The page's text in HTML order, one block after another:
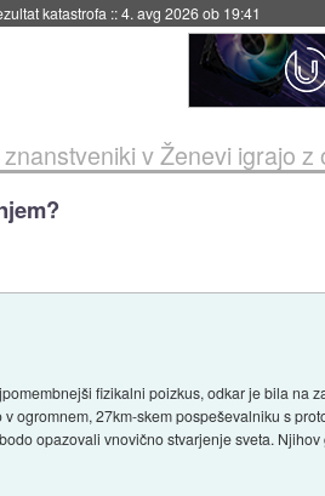
uporabo::4. avg 2026 ob 19:41
v Ženevi igrajo z
fizikalni poizkus, odkar je bila na
ogromnem, 27km-skem pospeševalniku s
opazovali vnovično stvarjenje sveta.